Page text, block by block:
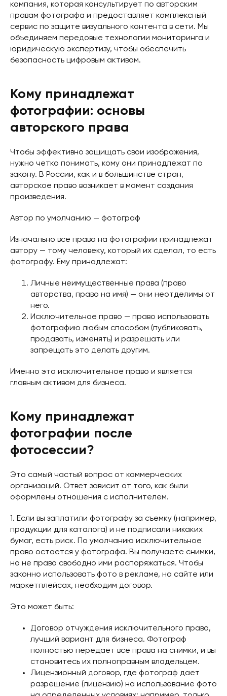
компания, которая консультирует по авторским
правам фотографа и предоставляет комплексный
сервис по защите визуального контента в сети. Мы
объединяем передовые технологии мониторинга и
юридическую экспертизу, чтобы обеспечить
безопасность цифровым активам.
Кому принадлежат
фотографии: основы
авторского права
Чтобы эффективно защищать свои изображения,
нужно четко понимать, кому они принадлежат по
закону. В России, как и в большинстве стран,
авторское право возникает в момент создания
произведения.
Автор по умолчанию — фотограф
Изначально все права на фотографии принадлежат
автору — тому человеку, который их сделал, то есть
фотографу. Ему принадлежат:
Личные неимущественные права (право
авторства, право на имя) — они неотделимы от
него.
Исключительное право — право использовать
фотографию любым способом (публиковать,
продавать, изменять) и разрешать или
запрещать это делать другим.
Именно это исключительное право и является
главным активом для бизнеса.
Кому принадлежат
фотографии после
фотосессии?
Это самый частый вопрос от коммерческих
организаций. Ответ зависит от того, как были
оформлены отношения с исполнителем.
1. Если вы заплатили фотографу за съемку (например,
продукции для каталога) и не подписали никаких
бумаг, есть риск. По умолчанию исключительное
право остается у фотографа. Вы получаете снимки,
но не право свободно ими распоряжаться. Чтобы
законно использовать фото в рекламе, на сайте или
маркетплейсах, необходим договор.
Это может быть:
Договор отчуждения исключительного права,
лучший вариант для бизнеса. Фотограф
полностью передает все права на снимки, и вы
становитесь их полноправным владельцем.
Лицензионный договор, где фотограф дает
разрешение (лицензию) на использование фото